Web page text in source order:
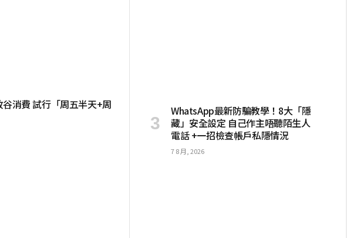
消費 試行「周五半天+周
WhatsApp最新防騙教學！8大「隱
藏」安全設定 自己作主唔聽陌生人
電話 +一招檢查帳戶私隱情況
7 8 月, 2026